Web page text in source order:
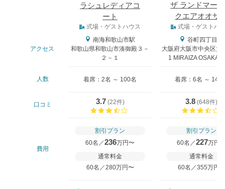
ラシュレディアコ
ート
ザ ランドマー
クエアオオサ
式場・ゲストハウス 式場・ゲストハ
アクセス
南海和歌山市駅
和歌山県和歌山市湊御殿３－
２－１
谷町四丁目駅
大阪府大阪市中央区大
1 MIRAIZA OSAKA-
人数 着席：2名 ～ 100名 着席：6名 ～ 146
口コミ 3.7(22件)
3.8 (648件)
費用
割引プラン
60名／236万円〜
通常料金
60名／280万円〜
割引プラン
60名／227万円
通常料金
60名／355万円〜